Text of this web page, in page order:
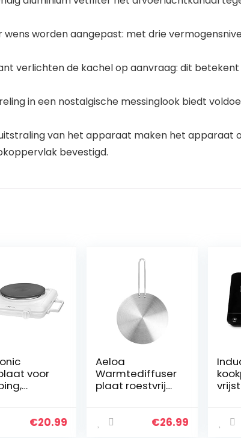
wens worden aangepast: met drie
verlichten de kachel op aanvraag: dit
in een nostalgische messinglook biedt
uitstraling van het apparaat maken het
bevestigd.
voor
1er: Ø
€20.99
Aeloa
Warmtediffuser
plaat roestvrij
kookplaat
€26.99